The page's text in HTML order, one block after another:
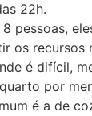
22h.
pessoas,
os recursos
é difícil,
por
é a de